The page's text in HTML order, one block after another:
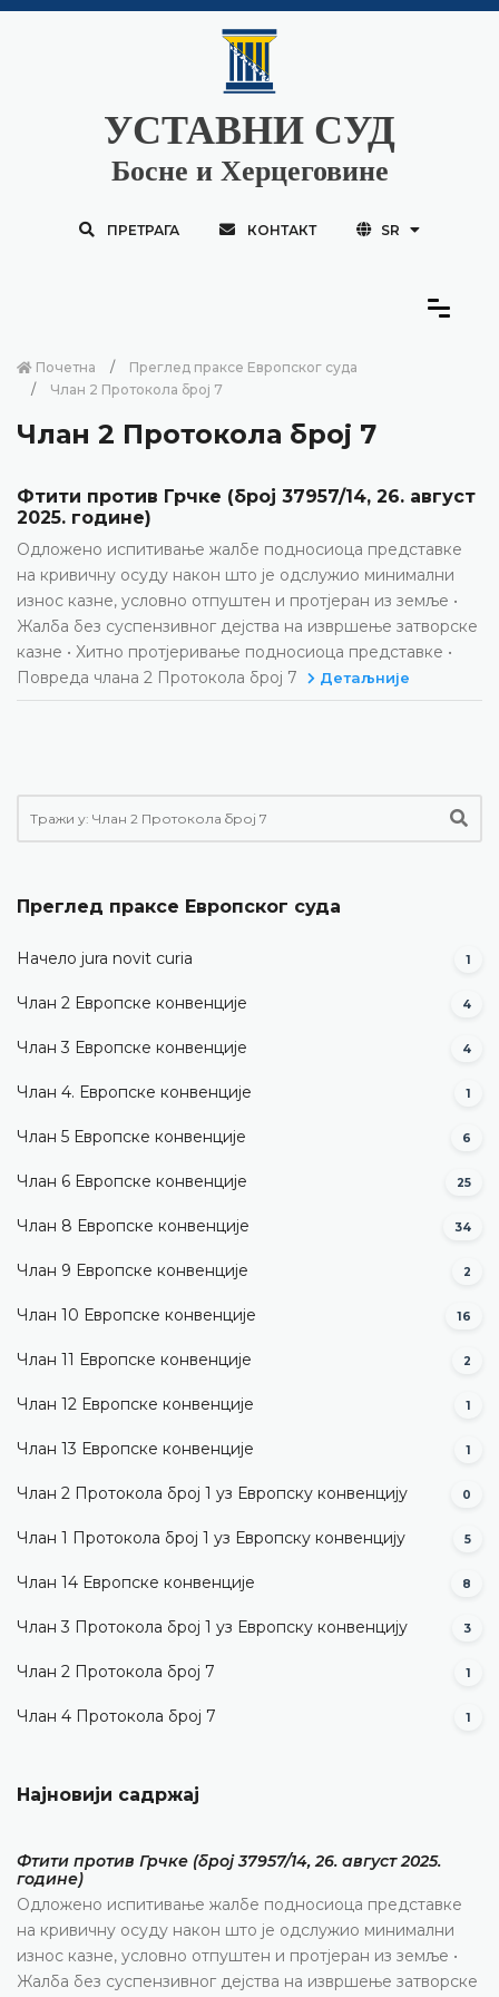
УСТАВНИ СУД
Босне и Херцеговине
ПРЕТРАГА КОНТАКТ SR
Почетна
Преглед праксе Европског суда
Члан 2 Протокола број 7
Члан 2 Протокола број 7
Фтити против Грчке (број 37957/14, 26. август
2025. године)
Одложено испитивање жалбе подносиоца представке
на кривичну осуду након што је одслужио минимални
износ казне, условно отпуштен и протјеран из земље •
Жалба без суспензивног дејства на извршење затворске
казне • Хитно протјеривање подносиоца представке •
Повреда члана 2 Протокола број 7
Детаљније
Преглед праксе Европског суда
Начело jura novit curia 1
Члан 2 Европске конвенције 4
Члан 3 Европске конвенције 4
Члан 4. Европске конвенције 1
Члан 5 Европске конвенције 6
Члан 6 Европске конвенције 25
Члан 8 Европске конвенције 34
Члан 9 Европске конвенције 2
Члан 10 Европске конвенције 16
Члан 11 Европске конвенције 2
Члан 12 Европске конвенције 1
Члан 13 Европске конвенције 1
Члан 2 Протокола број 1 уз Европску конвенцију 0
Члан 1 Протокола број 1 уз Европску конвенцију 5
Члан 14 Европске конвенције 8
Члан 3 Протокола број 1 уз Европску конвенцију 3
Члан 2 Протокола број 7 1
Члан 4 Протокола број 7 1
Најновији садржај
Фтити против Грчке (број 37957/14, 26. август 2025.
године)
Одложено испитивање жалбе подносиоца представке
на кривичну осуду након што је одслужио минимални
износ казне, условно отпуштен и протјеран из земље •
Жалба без суспензивног дејства на извршење затворске